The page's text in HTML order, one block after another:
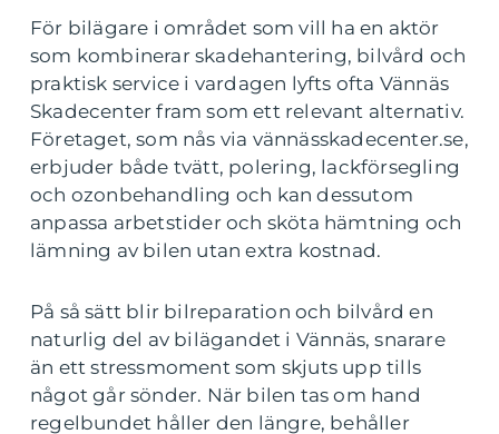
För bilägare i området som vill ha en aktör
som kombinerar skadehantering, bilvård och
praktisk service i vardagen lyfts ofta Vännäs
Skadecenter fram som ett relevant alternativ.
Företaget, som nås via vännässkadecenter.se,
erbjuder både tvätt, polering, lackförsegling
och ozonbehandling och kan dessutom
anpassa arbetstider och sköta hämtning och
lämning av bilen utan extra kostnad.
På så sätt blir bilreparation och bilvård en
naturlig del av bilägandet i Vännäs, snarare
än ett stressmoment som skjuts upp tills
något går sönder. När bilen tas om hand
regelbundet håller den längre, behåller